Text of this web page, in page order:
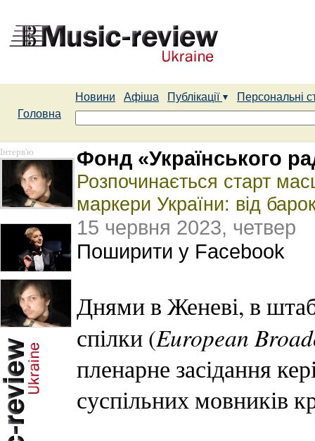
Новини Афіша Публікації
Персональні
Головна
Інтерв'ю Фонд «Українського
Розпочинається старт
маркери України: від
15 червня 2023, четвер
Поширити у Facebook
Днями в Женеві, в
спілки (European
пленарне засідання
суспільних мовників